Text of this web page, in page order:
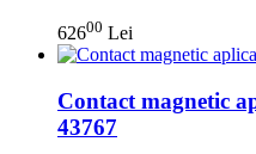
62600 Lei
Contact magnetic
43767